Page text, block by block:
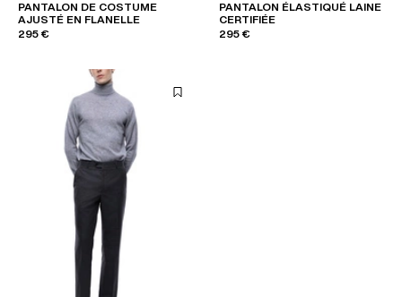
PANTALON DE COSTUME
AJUSTÉ EN FLANELLE
295 €
PANTALON ÉLASTIQUÉ LAINE
CERTIFIÉE
295 €